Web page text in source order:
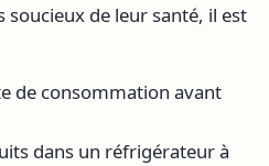
de leur santé, il est
de consommation avant
dans un réfrigérateur à